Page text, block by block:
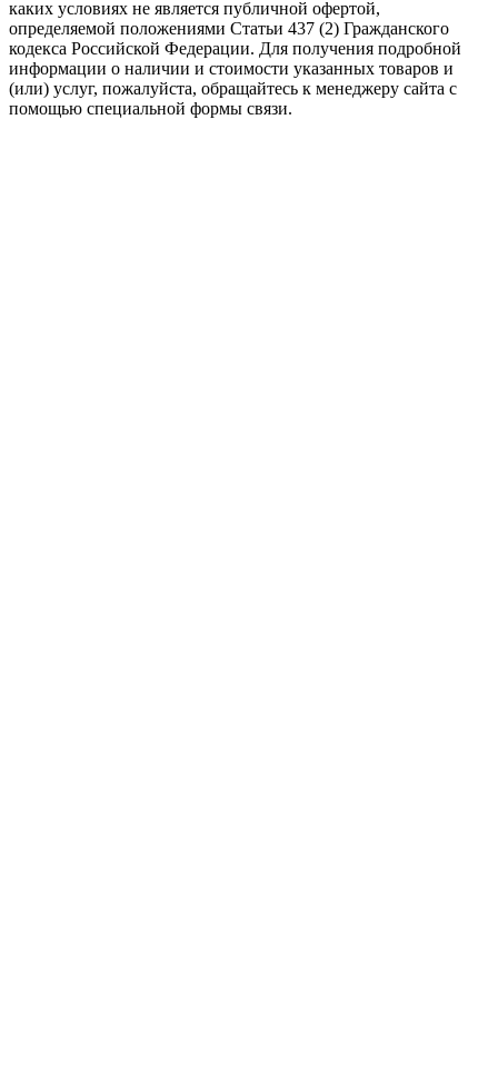
каких условиях не является публичной офертой,
определяемой положениями Статьи 437 (2) Гражданского
кодекса Российской Федерации. Для получения подробной
информации о наличии и стоимости указанных товаров и
(или) услуг, пожалуйста, обращайтесь к менеджеру сайта с
помощью специальной формы связи.